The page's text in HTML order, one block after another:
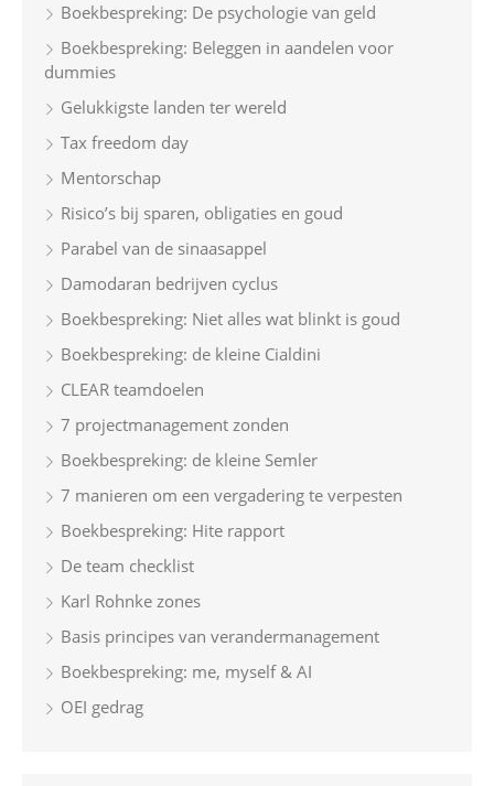
f
o
r
:
Boekbespreking: De psychologie van geld
Boekbespreking: Beleggen in aandelen voor
dummies
Gelukkigste landen ter wereld
Tax freedom day
Mentorschap
Risico’s bij sparen, obligaties en goud
Parabel van de sinaasappel
Damodaran bedrijven cyclus
Boekbespreking: Niet alles wat blinkt is goud
Boekbespreking: de kleine Cialdini
CLEAR teamdoelen
7 projectmanagement zonden
Boekbespreking: de kleine Semler
7 manieren om een vergadering te verpesten
Boekbespreking: Hite rapport
De team checklist
Karl Rohnke zones
Basis principes van verandermanagement
Boekbespreking: me, myself & AI
OEI gedrag